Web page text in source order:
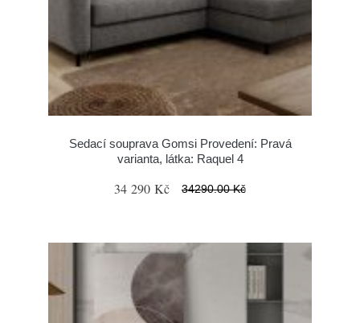
Sedací souprava Gomsi Provedení: Pravá
varianta, látka: Raquel 4
34 290 Kč 34290.00 Kč